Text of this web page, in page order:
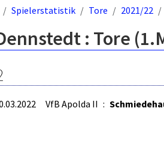
Spielerstatistik Tore 2021/22
: Tore
VfB Apolda II :